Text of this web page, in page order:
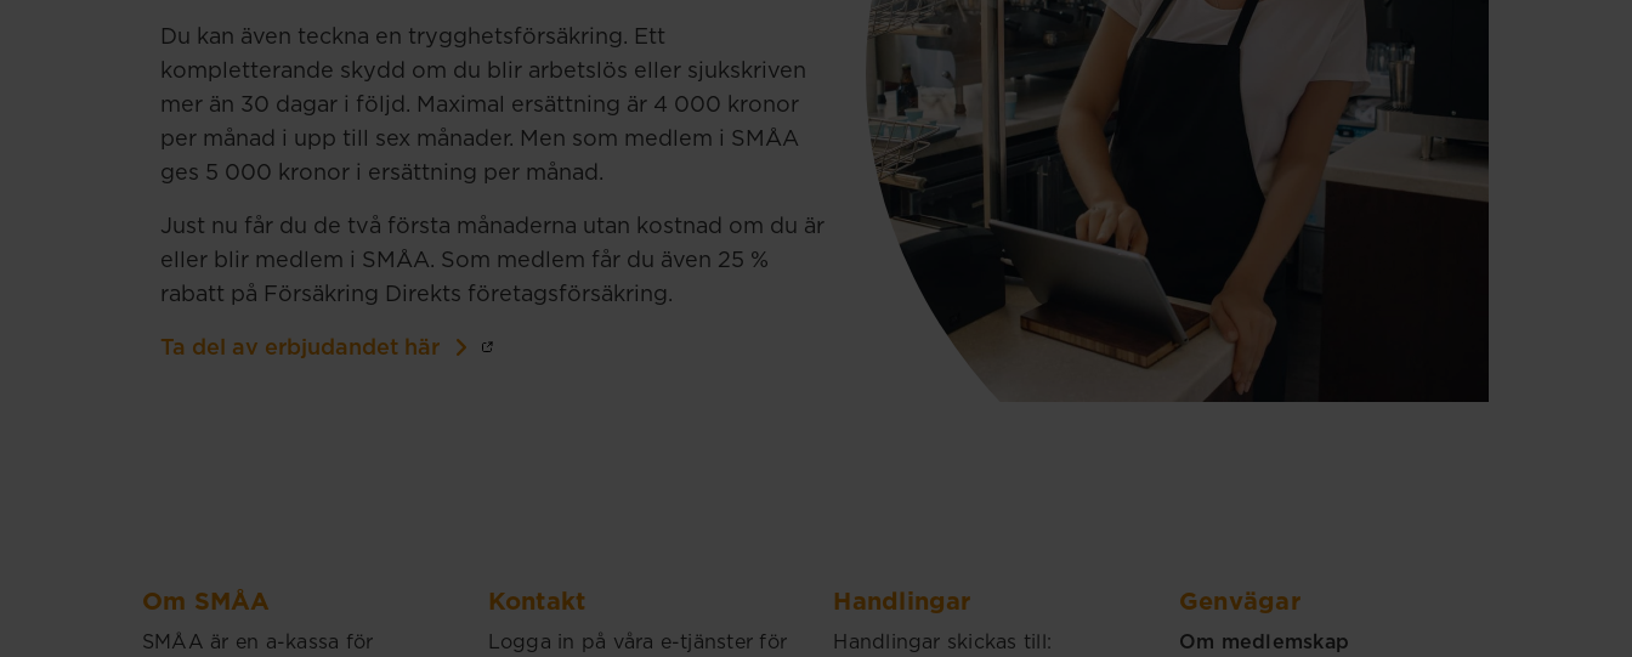
Du kan även teckna en trygghetsförsäkring. Ett
kompletterande skydd om du blir arbetslös eller sjukskriven
mer än 30 dagar i följd. Maximal ersättning är 4 000 kronor
per månad i upp till sex månader. Men som medlem i SMÅA
ges 5 000 kronor i ersättning per månad.
Just nu får du de två första månaderna utan kostnad om du är
eller blir medlem i SMÅA. Som medlem får du även 25 %
rabatt på Försäkring Direkts företagsförsäkring.
Ta del av erbjudandet här
Om SMÅA
SMÅA är en a-kassa för
Kontakt
Logga in på våra e-tjänster för
Handlingar
Handlingar skickas till:
Genvägar
Om medlemskap